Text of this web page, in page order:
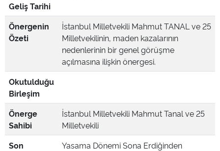
Geliş Tarihi
Önergenin
Özeti
İstanbul Milletvekili Mahmut TANAL ve 25
Milletvekilinin, maden kazalarının
nedenlerinin bir genel görüşme
açılmasına ilişkin önergesi.
Okutulduğu
Birleşim
Önerge
Sahibi
İstanbul Milletvekili Mahmut Tanal ve 25
Milletvekili
Son
Yasama Dönemi Sona Erdiğinden